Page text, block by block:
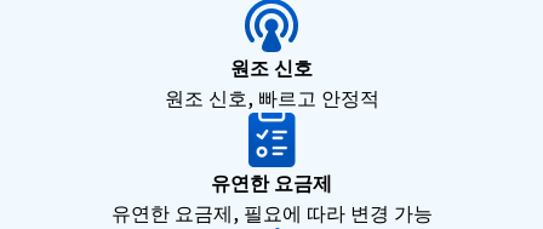
원조 신호
원조 신호, 빠르고 안정적
유연한 요금제
유연한 요금제, 필요에 따라 변경 가능